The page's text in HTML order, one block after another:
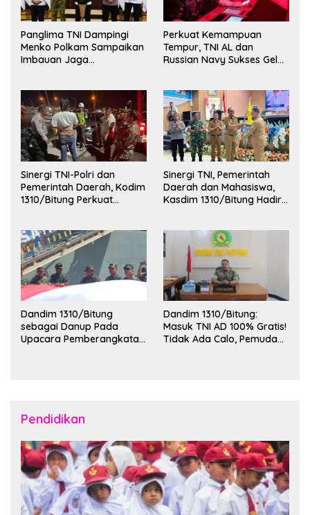
Panglima TNI Dampingi
Menko Polkam Sampaikan
Imbauan Jaga
Perkuat Kemampuan
Tempur, TNI AL dan
Russian Navy Sukses Gelar
Sinergi TNI-Polri dan
Pemerintah Daerah, Kodim
1310/Bitung Perkuat
Sinergi TNI, Pemerintah
Daerah dan Mahasiswa,
Kasdim 1310/Bitung Hadiri
Kota Bitung
Dandim 1310/Bitung
sebagai Danup Pada
Upacara Pemberangkatan
Dandim 1310/Bitung:
Masuk TNI AD 100% Gratis!
Tidak Ada Calo, Pemuda
Pendidikan